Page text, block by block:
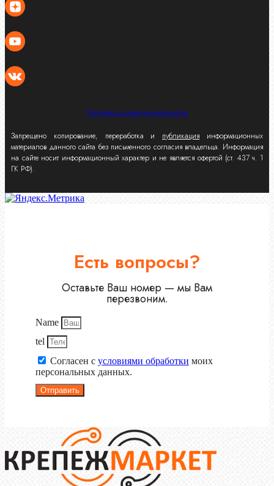
Политика конфиденциальности
Запрещено копирование, переработка и публикация информационных
материалов данного сайта без письменного согласия владельца. Информация
на сайте носит информационный характер и не является офертой (ст. 437 ч. 1
ГК РФ).
Есть вопросы?
Оставьте Ваш номер — мы Вам
перезвоним.
Name
tel
Согласен с условиями обработки моих
персональных данных.
Отправить